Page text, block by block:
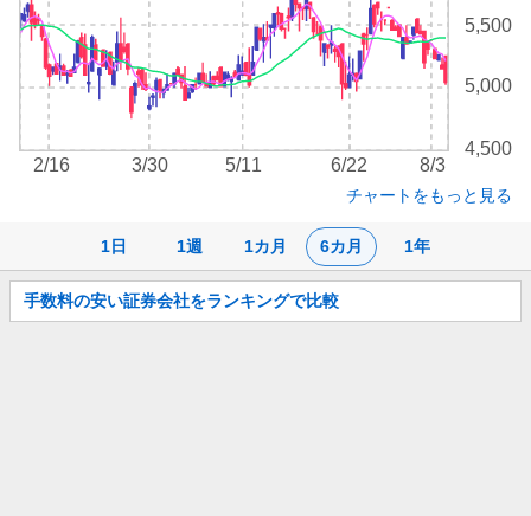
1日 1週 1カ月 6カ月 1年
4,500
5,000
5,500
2/16 3/30 5/11 6/22 8/3
チャートをもっと見る
お
知
手数料の安い証券会社をランキングで比較